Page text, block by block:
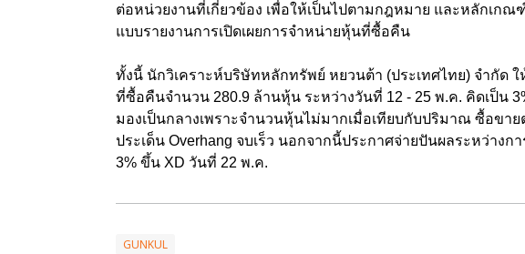
ต่อหน่วยงานที่เกี่ยวข้อง เพื่อให้เป็นไปตามกฎหมาย และหลักเกณ
แบบรายงานการเปิดเผยการจำหน่ายหุ้นที่ซื้อคืน
ทั้งนี้ นักวิเคราะห์บริษัทหลักทรัพย์ หยวนต้า (ประเทศไทย) จำกัด
ที่ซื้อคืนจำนวน 280.9 ล้านหุ้น ระหว่างวันที่ 12 - 25 พ.ค. คิดเป็น
มองเป็นกลางเพราะจำนวนหุ้นไม่มากเมื่อเทียบกับปริมาณ ซื้อขา
ประเด็น Overhang จบเร็ว นอกจากนี้ประกาศจ่ายปันผลระหว่าง
3% ขึ้น XD วันที่ 22 พ.ค.
GUNKUL